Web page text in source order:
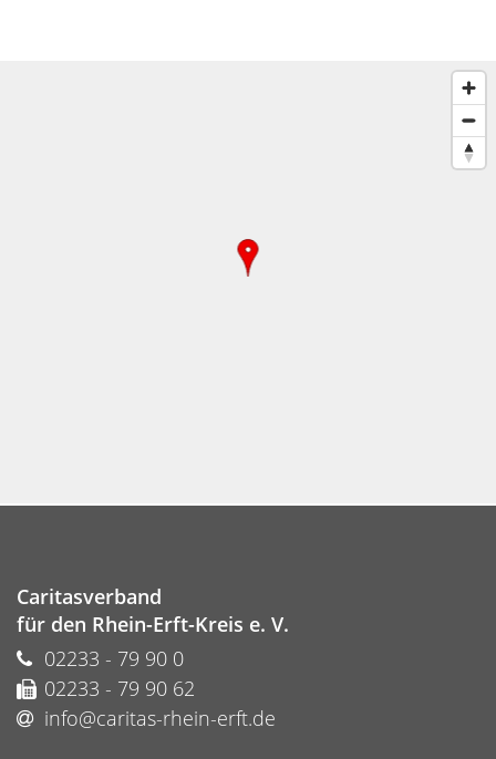
Caritasverband
für den Rhein-Erft-Kreis e. V.
02233 - 79 90 0
02233 - 79 90 62
info@caritas-rhein-erft.de